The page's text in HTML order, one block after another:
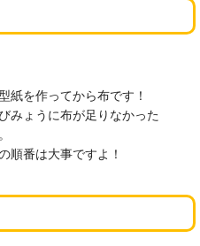
紙を作ってから布です！
みょうに布が足りなかった
順番は大事ですよ！